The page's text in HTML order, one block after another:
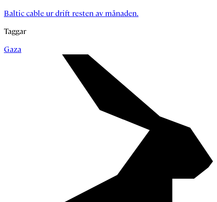
Baltic cable ur drift resten av månaden.
Taggar
Gaza